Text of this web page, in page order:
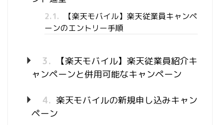
2.1.
【楽天モバイル】楽天従業員キャンペ
ーンのエントリー手順
3.
【楽天モバイル】楽天従業員紹介キ
ャンペーンと併用可能なキャンペーン
4. 楽天モバイルの新規申し込みキャン
ペーン